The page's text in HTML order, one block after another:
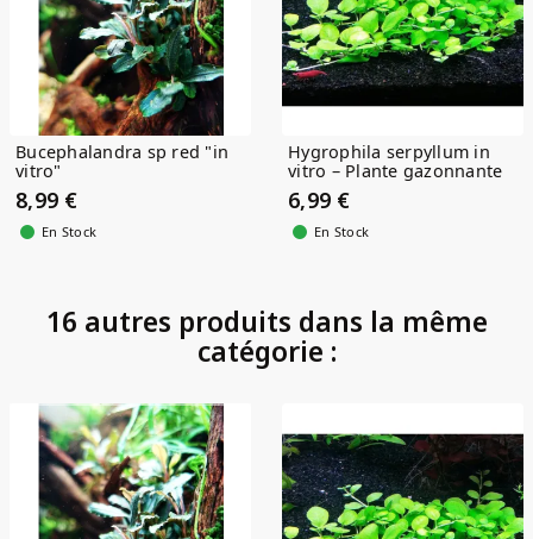
Bucephalandra sp red "in
vitro"
8,99 €
En Stock
Hygrophila serpyllum in
vitro – Plante gazonnante
facile...
6,99 €
En Stock
16 autres produits dans la même
catégorie :